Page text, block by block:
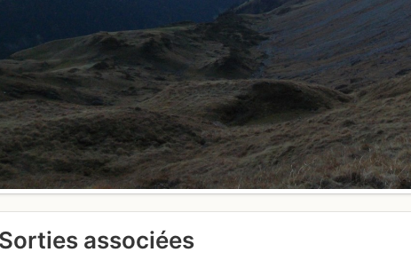
Sorties associées